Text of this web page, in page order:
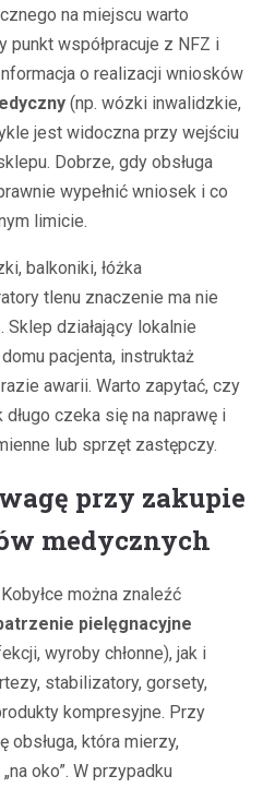
na miejscu warto
współpracuje z NFZ i
o realizacji wniosków
(np. wózki inwalidzkie,
jest widoczna przy wejściu
Dobrze, gdy obsługa
wypełnić wniosek i co
limicie.
balkoniki, łóżka
tlenu znaczenie ma nie
działający lokalnie
pacjenta, instruktaż
awarii. Warto zapytać, czy
czeka się na naprawę i
lub sprzęt zastępczy.
przy zakupie
medycznych
można znaleźć
pielęgnacyjne
wyroby chłonne), jak i
stabilizatory, gorsety,
kompresyjne. Przy
obsługa, która mierzy,
oko”. W przypadku